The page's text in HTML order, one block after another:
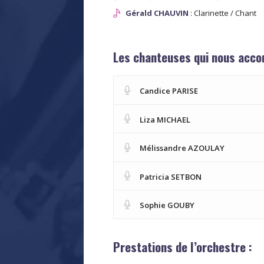
Gérald CHAUVIN : Clarinette / Chant
Les chanteuses qui nous
Candice PARISE
Liza MICHAEL
Mélissandre AZOULAY
Patricia SETBON
Sophie GOUBY
Prestations de l’orchestre :